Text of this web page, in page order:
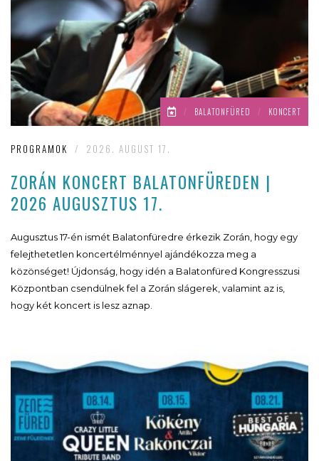
/ BALATONFÜRED / KONCERT
PROGRAMOK / 2026. AUGUST 17.
ZORÁN KONCERT BALATONFÜREDEN |
2026 AUGUSZTUS 17.
Augusztus 17-én ismét Balatonfüredre érkezik Zorán, hogy egy
felejthetetlen koncertélménnyel ajándékozza meg a
közönséget! Újdonság, hogy idén a Balatonfüred Kongresszusi
Központban csendülnek fel a Zorán slágerek, valamint az is,
hogy két koncert is lesz aznap.